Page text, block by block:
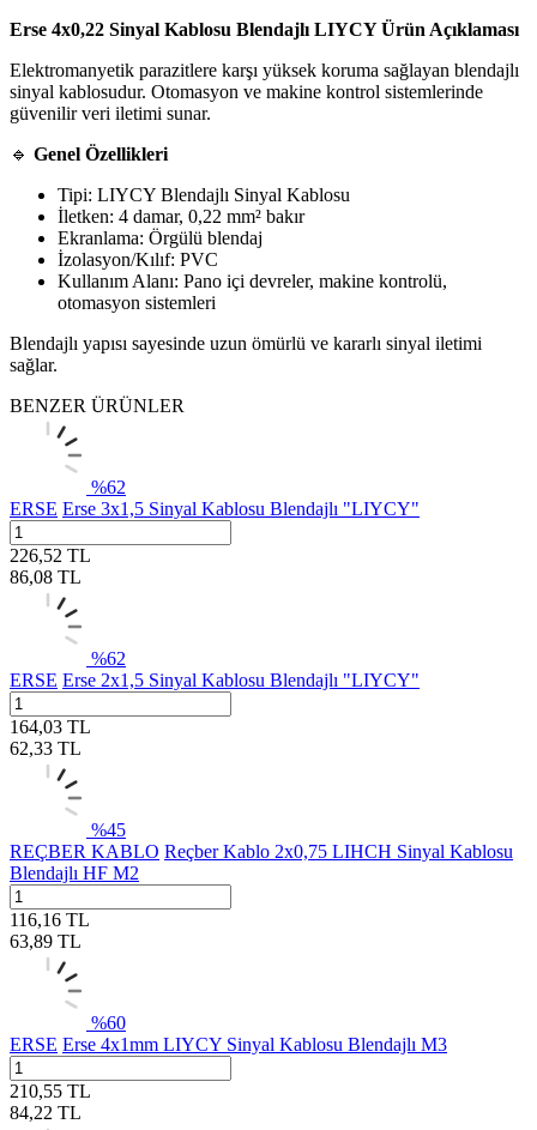
Erse 4x0,22 Sinyal Kablosu Blendajlı LIYCY Ürün Açıklaması
Elektromanyetik parazitlere karşı yüksek koruma sağlayan blendajlı
sinyal kablosudur. Otomasyon ve makine kontrol sistemlerinde
güvenilir veri iletimi sunar.
🔹 Genel Özellikleri
Tipi: LIYCY Blendajlı Sinyal Kablosu
İletken: 4 damar, 0,22 mm² bakır
Ekranlama: Örgülü blendaj
İzolasyon/Kılıf: PVC
Kullanım Alanı: Pano içi devreler, makine kontrolü,
otomasyon sistemleri
Blendajlı yapısı sayesinde uzun ömürlü ve kararlı sinyal iletimi
sağlar.
BENZER ÜRÜNLER
%62
ERSE Erse 3x1,5 Sinyal Kablosu Blendajlı "LIYCY"
226,52 TL
86,08 TL
%62
ERSE Erse 2x1,5 Sinyal Kablosu Blendajlı "LIYCY"
164,03 TL
62,33 TL
%45
REÇBER KABLO Reçber Kablo 2x0,75 LIHCH Sinyal Kablosu
Blendajlı HF M2
116,16 TL
63,89 TL
%60
ERSE Erse 4x1mm LIYCY Sinyal Kablosu Blendajlı M3
210,55 TL
84,22 TL